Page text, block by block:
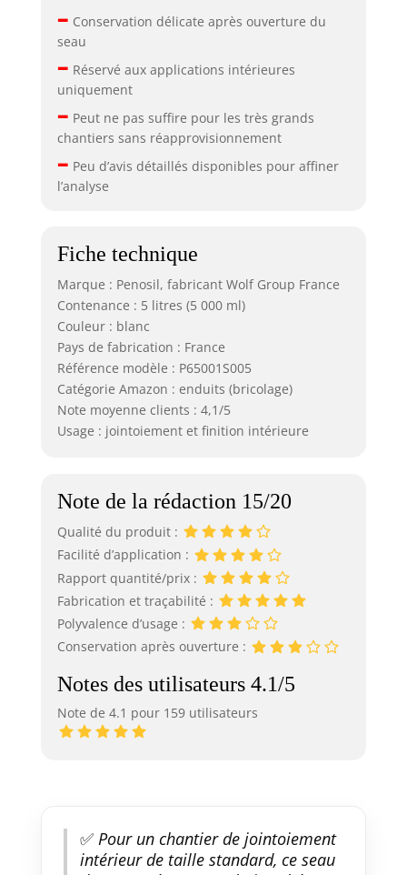
– Conservation délicate après ouverture du
seau
– Réservé aux applications intérieures
uniquement
– Peut ne pas suffire pour les très grands
chantiers sans réapprovisionnement
– Peu d’avis détaillés disponibles pour affiner
l’analyse
Fiche technique
Marque : Penosil, fabricant Wolf Group France
Contenance : 5 litres (5 000 ml)
Couleur : blanc
Pays de fabrication : France
Référence modèle : P65001S005
Catégorie Amazon : enduits (bricolage)
Note moyenne clients : 4,1/5
Usage : jointoiement et finition intérieure
Note de la rédaction 15/20
Qualité du produit :
Facilité d’application :
Rapport quantité/prix :
Fabrication et traçabilité :
Polyvalence d’usage :
Conservation après ouverture :
Notes des utilisateurs 4.1/5
Note de 4.1 pour 159 utilisateurs
✅Pour un chantier de jointoiement
intérieur de taille standard, ce seau